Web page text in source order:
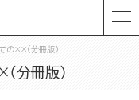
の××（分冊版）
分冊版）